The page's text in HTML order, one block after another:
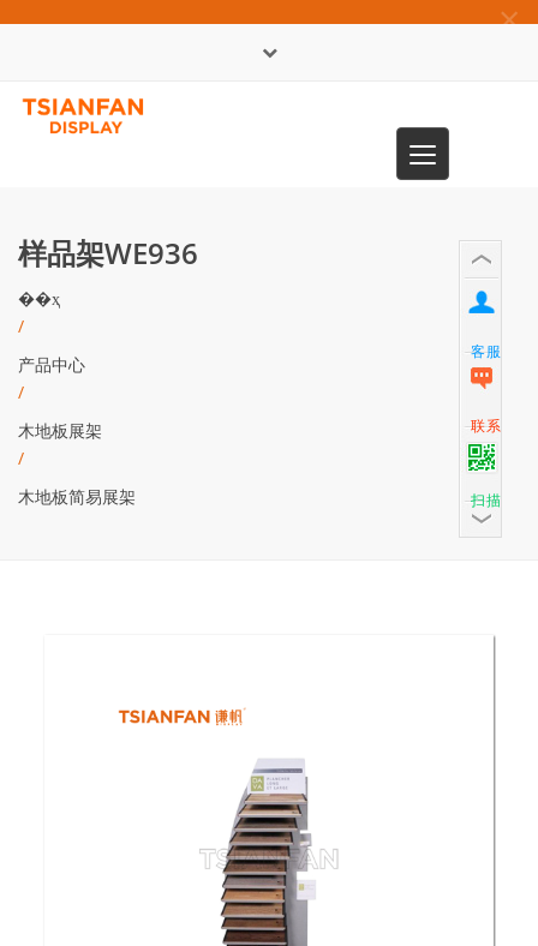
×
Toggle
navigation
样品架WE936
��ҳ
/
产品中心
/
木地板展架
/
木地板简易展架
客服
联系
扫描